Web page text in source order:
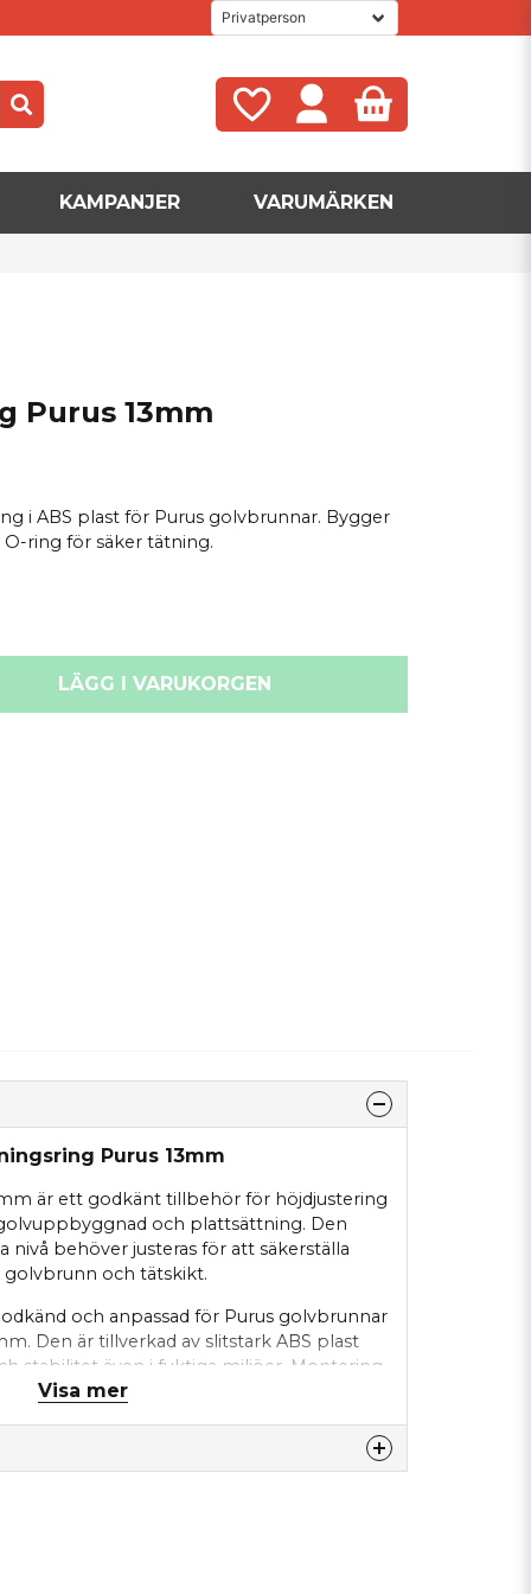
KAMPANJER VARUMÄRKEN
Purus 13mm
i ABS plast för Purus golvbrunnar. Bygger
ring för säker tätning.
LÄGG I VARUKORGEN
Purus 13mm
är ett godkänt tillbehör för höjdjustering
och plattsättning. Den
nivå behöver justeras för att säkerställa
och tätskikt.
och anpassad för Purus golvbrunnar
Den är tillverkad av slitstark ABS plast
stabilitet även i fuktiga miljöer. Montering
och ger en säker och tät lösning.
för läckage. Förhöjningsring Purus 13
Visa mer
produkten...